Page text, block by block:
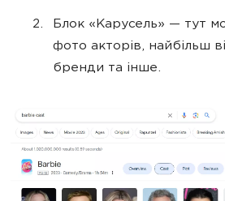
Блок «Карусель» — тут
фото акторів, найбільш
бренди та інше.